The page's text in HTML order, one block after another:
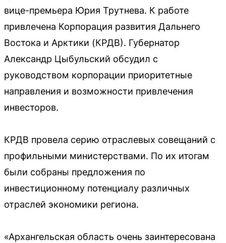
вице-премьера Юрия Трутнева. К работе
привлечена Корпорация развития Дальнего
Востока и Арктики (КРДВ). Губернатор
Александр Цыбульский обсудил с
руководством корпорации приоритетные
направления и возможности привлечения
инвесторов.
КРДВ провела серию отраслевых совещаний с
профильными министерствами. По их итогам
были собраны предложения по
инвестиционному потенциалу различных
отраслей экономики региона.
«Архангельская область очень заинтересована